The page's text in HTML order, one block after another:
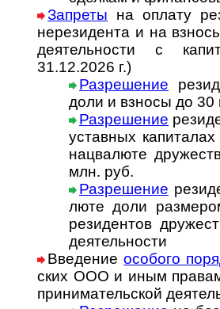
Запреты на оплату
нере­зи­дента и на
деятель­ности с
31.12.2026 г.)
Разрешение
доли и взносы до 30
Разрешение
ус­тав­ных
нац­ва­люте
млн. руб.
Разрешение
люте доли
рези­ден­тов
дея­тель­ности
Введениеособого
ских ООО и иным
при­ни­ма­тель­ской